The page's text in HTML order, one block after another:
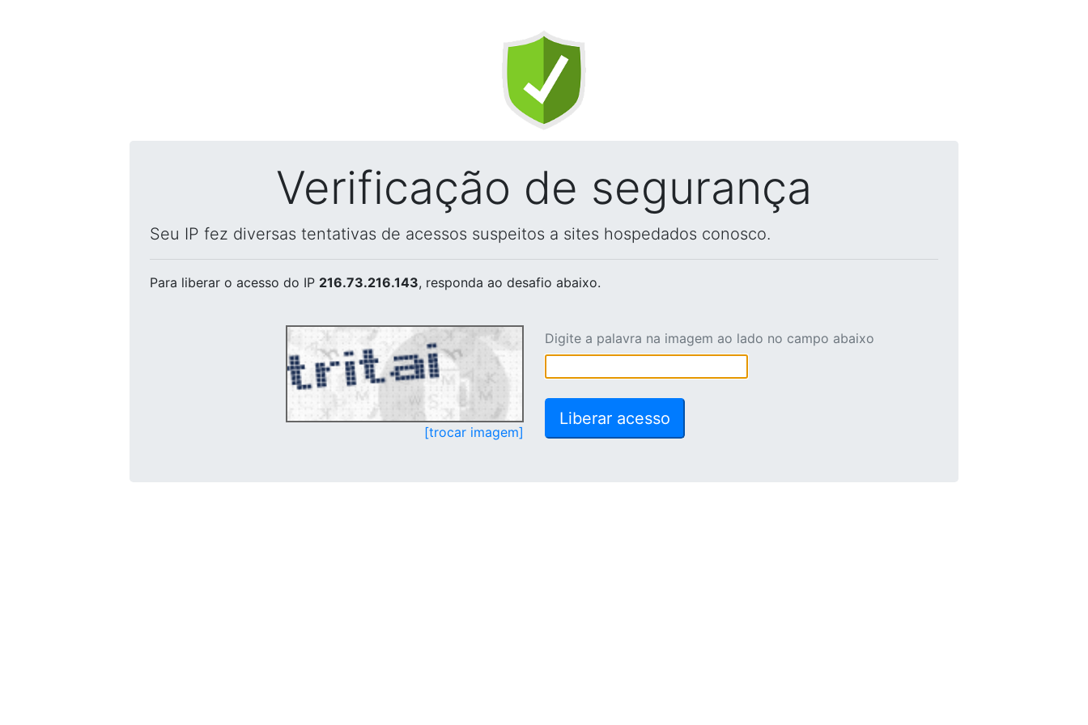
Verificação de segurança
Seu IP fez diversas tentativas de acessos suspeitos a sites hospedados conosco.
Para liberar o acesso do IP 216.73.216.143, responda ao desafio abaixo.
[trocar imagem]
Digite a palavra na imagem ao lado no campo abaixo